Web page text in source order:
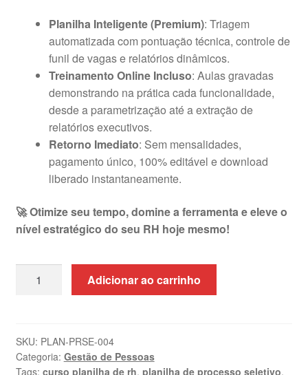
Planilha Inteligente (Premium): Triagem
automatizada com pontuação técnica, controle de
funil de vagas e relatórios dinâmicos.
Treinamento Online Incluso: Aulas gravadas
demonstrando na prática cada funcionalidade,
desde a parametrização até a extração de
relatórios executivos.
Retorno Imediato: Sem mensalidades,
pagamento único, 100% editável e download
liberado instantaneamente.
🚀 Otimize seu tempo, domine a ferramenta e eleve o
nível estratégico do seu RH hoje mesmo!
Seleção
em
Adicionar ao carrinho
SKU: PLAN-PRSE-004
Categoria: Gestão de Pessoas
Tags: curso planilha de rh, planilha de processo seletivo,